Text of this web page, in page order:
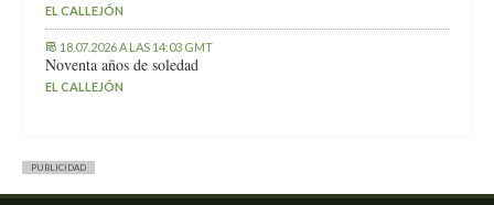
EL CALLEJÓN
18.07.2026 A LAS 14:03 GMT
Noventa años de soledad
EL CALLEJÓN
PUBLICIDAD